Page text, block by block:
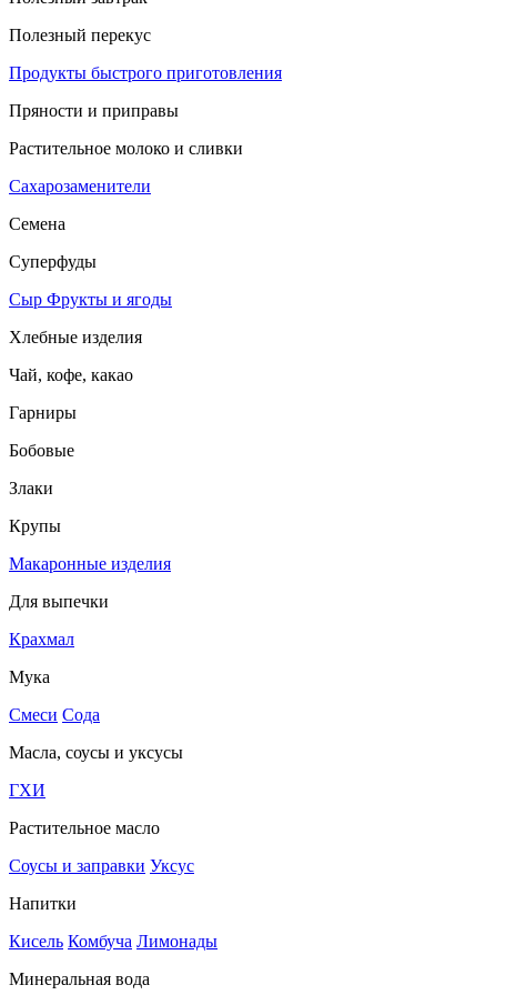
Полезный перекус
Продукты быстрого приготовления
Пряности и приправы
Растительное молоко и сливки
Сахарозаменители
Семена
Суперфуды
Сыр Фрукты и ягоды
Хлебные изделия
Чай, кофе, какао
Гарниры
Бобовые
Злаки
Крупы
Макаронные изделия
Для выпечки
Крахмал
Мука
Смеси Сода
Масла, соусы и уксусы
ГХИ
Растительное масло
Соусы и заправки Уксус
Напитки
Кисель Комбуча Лимонады
Минеральная вода